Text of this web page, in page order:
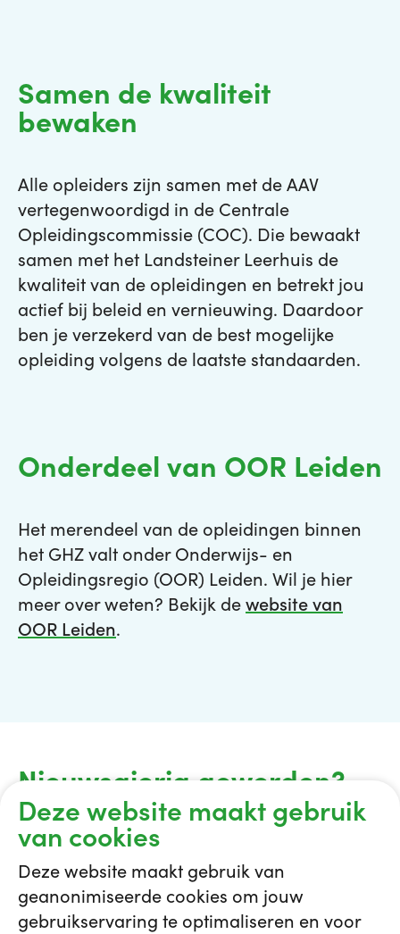
Samen de kwaliteit
bewaken
Alle opleiders zijn samen met de AAV
vertegenwoordigd in de Centrale
Opleidingscommissie (COC). Die bewaakt
samen met het Landsteiner Leerhuis de
kwaliteit van de opleidingen en betrekt jou
actief bij beleid en vernieuwing. Daardoor
ben je verzekerd van de best mogelijke
opleiding volgens de laatste standaarden.
Onderdeel van OOR Leiden
Het merendeel van de opleidingen binnen
het GHZ valt onder Onderwijs- en
Opleidingsregio (OOR) Leiden. Wil je hier
meer over weten? Bekijk dewebsite van
OOR Leiden.
Nieuwsgierig geworden?
Wil je meer weten over de medische
vervolgopleidingen in ons ziekenhuis, neem
dan contact op met de COC via
COC@ghz.nl
Deze website maakt gebruik
van cookies
Deze website maakt gebruik van
geanonimiseerde cookies om jouw
gebruikservaring te optimaliseren en voor